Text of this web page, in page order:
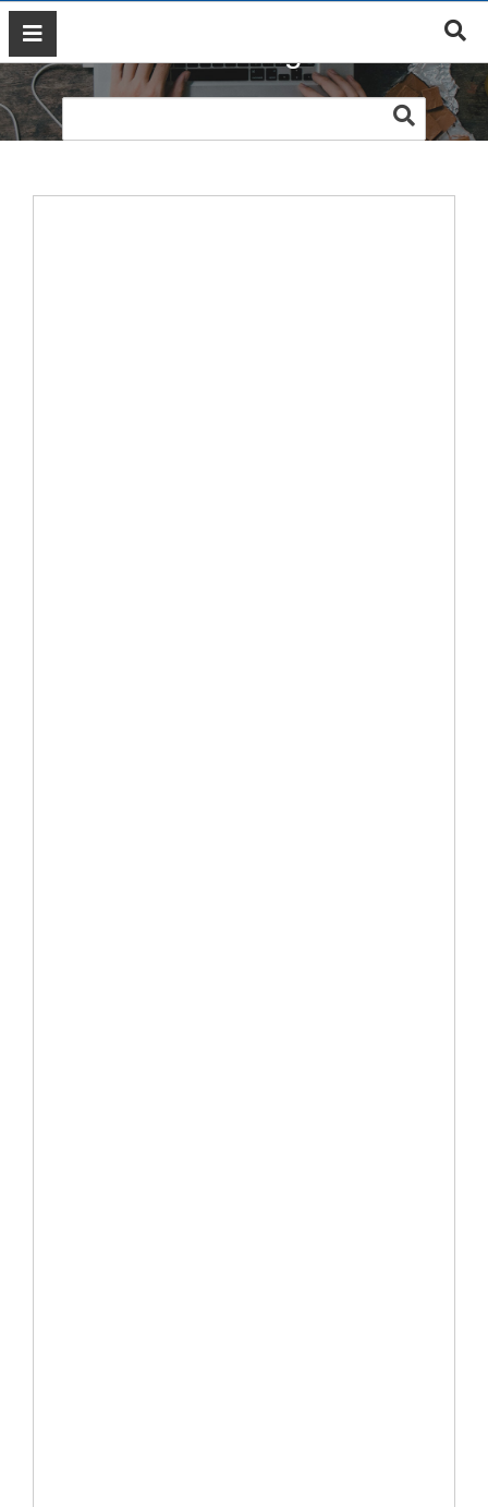
GIỚI
THIỆU
DỊCH
VỤ